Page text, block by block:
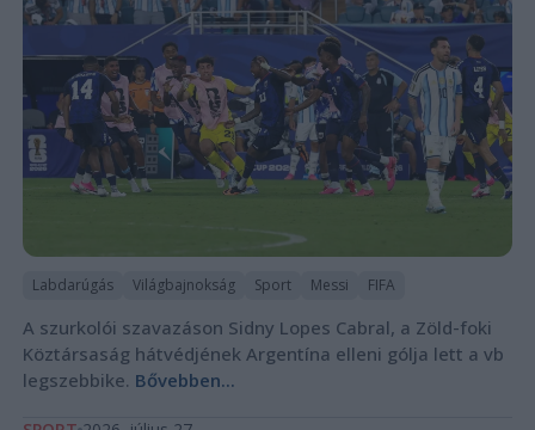
Labdarúgás Világbajnokság Sport Messi FIFA
A szurkolói szavazáson Sidny Lopes Cabral, a Zöld-foki
Köztársaság hátvédjének Argentína elleni gólja lett a vb
legszebbike. Bővebben...